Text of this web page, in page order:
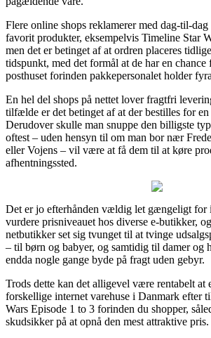
Flere online shops reklamerer med dag-til-
favorit produkter, eksempelvis Timeline Star
men det er betinget af at ordren placeres
tidspunkt, med det formål at de har en chance
posthuset forinden pakkepersonalet holder
En hel del shops på nettet lover fragtfri
tilfælde er det betinget af at der bestilles for en
Derudover skulle man snuppe den billigste
oftest – uden hensyn til om man bor nær
eller Vojens – vil være at få dem til at køre
afhentningssted.
Det er jo efterhånden vældig let gængeligt for
vurdere prisniveauet hos diverse e-butikker,
netbutikker set sig tvunget til at tvinge
– til børn og babyer, og samtidig til damer og
endda nogle gange byde på fragt uden gebyr.
Trods dette kan det alligevel være rentabelt at
forskellige internet varehuse i Danmark efter
Wars Episode 1 to 3 forinden du shopper,
skudsikker på at opnå den mest attraktive pris.